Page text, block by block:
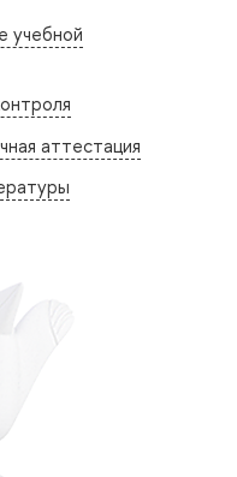
учебной
аттестация